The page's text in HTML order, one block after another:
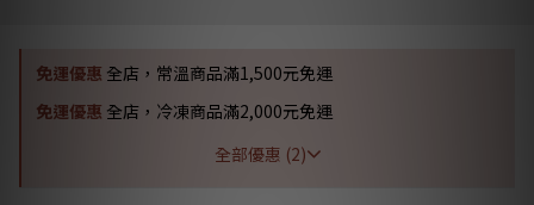
免運優惠 全店，常溫商品滿1,500元免運
免運優惠 全店，冷凍商品滿2,000元免運
全部優惠 (2)